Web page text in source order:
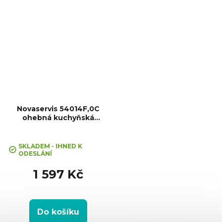
Novaservis 54014F,0C
ohebná kuchyňská
SKLADEM - IHNED K
ODESLÁNÍ
1 597 Kč
Do košíku